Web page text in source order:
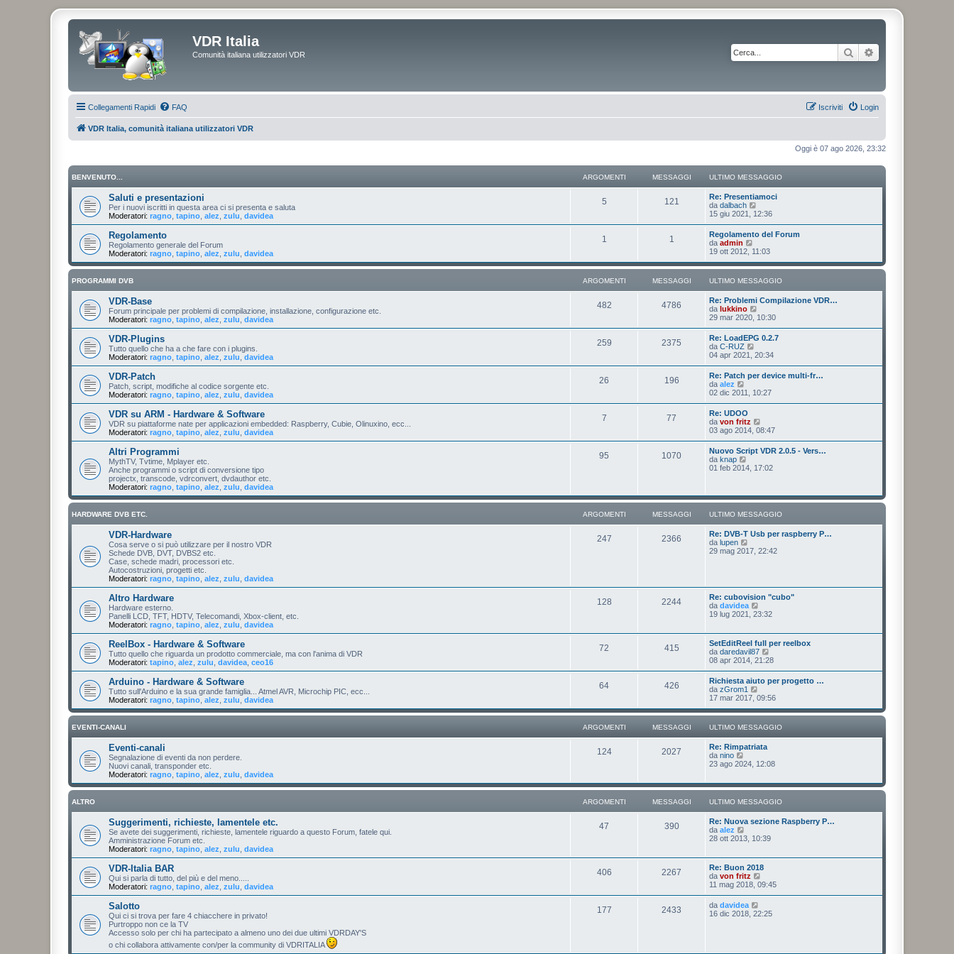
VDR Italia
Comunità italiana utilizzatori VDR Cerca
Collegamenti Rapidi FAQ Login
Iscriviti
VDR Italia, comunità italiana utilizzatori VDR
Oggi è 07 ago 2026, 23:32
BENVENUTO... ARGOMENTI MESSAGGI ULTIMO MESSAGGIO
Saluti e presentazioni
Per i nuovi iscritti in questa area ci si presenta e saluta
Moderatori: ragno tapino alez zulu davidea
5 121
Re: Presentiamoci
da dalbach
e
u
l
t
i
o
m
e
s
g
o
15 giu 2021, 12:36
Regolamento
Regolamento generale del Forum
Moderatori: ragno tapino alez zulu davidea
1 1
Regolamento del Forum
da admin
e
i
l
t
i
m
o
m
e
s
s
g
o
19 ott 2012, 11:03
PROGRAMMI DVB ARGOMENTI MESSAGGI ULTIMO MESSAGGIO
VDR-Base
Forum principale per problemi di compilazione, installazione, configurazione etc.
Moderatori: ragno tapino alez zulu davidea
482 4786
Re: Problemi Compilazione VDR…
da lukkino
e
i
u
l
t
i
m
m
e
s
a
g
g
i
29 mar 2020, 10:30
VDR-Plugins
Tutto quello che ha a che fare con i plugins.
Moderatori: ragno tapino alez zulu davidea
259 2375
Re: LoadEPG 0.2.7
da C-RUZ
e
u
l
t
i
o
m
e
s
s
a
g
o
04 apr 2021, 20:34
VDR-Patch
Patch, script, modifiche al codice sorgente etc.
Moderatori: ragno tapino alez zulu davidea
26 196
Re: Patch per device multi-fr…
da alez
e
i
u
l
t
i
m
o
m
s
a
g
g
o
02 dic 2011, 10:27
VDR su ARM - Hardware & Software
VDR su piattaforme nate per applicazioni embedded: Raspberry, Cubie, Olinuxino, ecc...
Moderatori: ragno tapino alez zulu davidea
7 77
Re: UDOO
da von fritz
e
i
u
l
t
o
e
s
s
g
03 ago 2014, 08:47
Altri Programmi
MythTV, Tvtime, Mplayer etc.
Anche programmi o script di conversione tipo
projectx, transcode, vdrconvert, dvdauthor etc.
Moderatori: ragno tapino alez zulu davidea
95 1070
Nuovo Script VDR 2.0.5 - Vers…
da knap
e
l
i
m
o
m
e
g
g
i
o
01 feb 2014, 17:02
HARDWARE DVB ETC. ARGOMENTI MESSAGGI ULTIMO MESSAGGIO
VDR-Hardware
Cosa serve o si può utilizzare per il nostro VDR
Schede DVB, DVT, DVBS2 etc.
Case, schede madri, processori etc.
Autocostruzioni, progetti etc.
Moderatori: ragno tapino alez zulu davidea
247 2366
Re: DVB-T Usb per raspberry P…
da lupen
e
t
i
m
o
e
s
s
a
g
g
i
o
29 mag 2017, 22:42
Altro Hardware
Hardware esterno.
Panelli LCD, TFT, HDTV, Telecomandi, Xbox-client, etc.
Moderatori: ragno tapino alez zulu davidea
128 2244
Re: cubovision "cubo"
da davidea
e
u
l
t
i
m
o
e
s
s
a
g
i
19 lug 2021, 23:32
ReelBox - Hardware & Software
Tutto quello che riguarda un prodotto commerciale, ma con l'anima di VDR
Moderatori: tapino alez zulu davidea ceo16
72 415
SetEditReel full per reelbox
da daredavil87
e
u
l
t
i
o
m
s
g
o
08 apr 2014, 21:28
Arduino - Hardware & Software
Tutto sull'Arduino e la sua grande famiglia... Atmel AVR, Microchip PIC, ecc...
Moderatori: ragno tapino alez zulu davidea
64 426
Richiesta aiuto per progetto …
da zGrom1
e
i
l
t
i
o
e
s
s
g
o
17 mar 2017, 09:56
EVENTI-CANALI ARGOMENTI MESSAGGI ULTIMO MESSAGGIO
Eventi-canali
Segnalazione di eventi da non perdere.
Nuovi canali, transponder etc.
Moderatori: ragno tapino alez zulu davidea
124 2027
Re: Rimpatriata
da nino
e
u
t
i
m
m
s
s
a
g
o
23 ago 2024, 12:08
ALTRO ARGOMENTI MESSAGGI ULTIMO MESSAGGIO
Suggerimenti, richieste, lamentele etc.
Se avete dei suggerimenti, richieste, lamentele riguardo a questo Forum, fatele qui.
Amministrazione Forum etc.
Moderatori: ragno tapino alez zulu davidea
47 390
Re: Nuova sezione Raspberry P…
da alez
e
u
t
i
m
o
m
28 ott 2013, 10:39
VDR-Italia BAR
Qui si parla di tutto, del più e del meno.....
Moderatori: ragno tapino alez zulu davidea
406 2267
Re: Buon 2018
da von fritz
e
u
l
o
11 mag 2018, 09:45
Salotto
Qui ci si trova per fare 4 chiacchere in privato!
Purtroppo non ce la TV
Accesso solo per chi ha partecipato a almeno uno dei due ultimi VDRDAY'S
o chi collabora attivamente con/per la community di VDRITALIA
177 2433 da davidea
e
16 dic 2018, 22:25